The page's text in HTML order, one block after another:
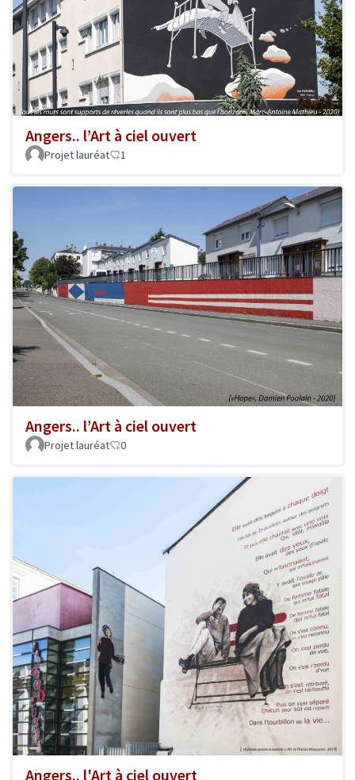
Angers.. l’Art à ciel ouvert
Projet lauréat 1
Angers.. l’Art à ciel ouvert
Projet lauréat 0
Angers.. l'Art à ciel ouvert